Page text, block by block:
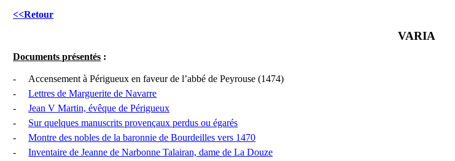
<<Retour
VARIA
Documents présentés :
-
Accensement à Périgueux en faveur de l’abbé de Peyrouse (1474)
-
Lettres de Marguerite de Navarre
-
Jean V Martin, évêque de Périgueux
-
Sur quelques manuscrits provençaux perdus ou égarés
-
Montre des nobles de la baronnie de Bourdeilles vers 1470
-
Inventaire de Jeanne de Narbonne Talairan, dame de La Douze